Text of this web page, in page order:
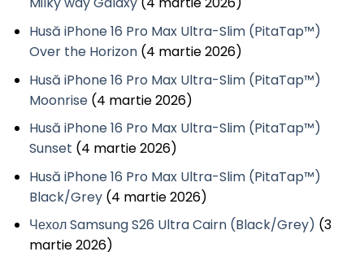
Husă iPhone 16 Pro Max Ultra-Slim (PitaTap™)
Over the Horizon (4 martie 2026)
Husă iPhone 16 Pro Max Ultra-Slim (PitaTap™)
Moonrise (4 martie 2026)
Husă iPhone 16 Pro Max Ultra-Slim (PitaTap™)
Sunset (4 martie 2026)
Husă iPhone 16 Pro Max Ultra-Slim (PitaTap™)
Black/Grey (4 martie 2026)
Чехол Samsung S26 Ultra Cairn (Black/Grey) (3
martie 2026)